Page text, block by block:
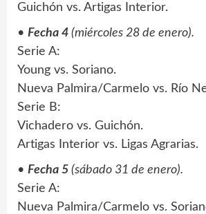
Guichón vs. Artigas Interior.
• Fecha 4 (miércoles 28 de enero).
Serie A:
Young vs. Soriano.
Nueva Palmira/Carmelo vs. Río
Serie B:
Vichadero vs. Guichón.
Artigas Interior vs. Ligas Agrarias.
• Fecha 5 (sábado 31 de enero).
Serie A:
Nueva Palmira/Carmelo vs.